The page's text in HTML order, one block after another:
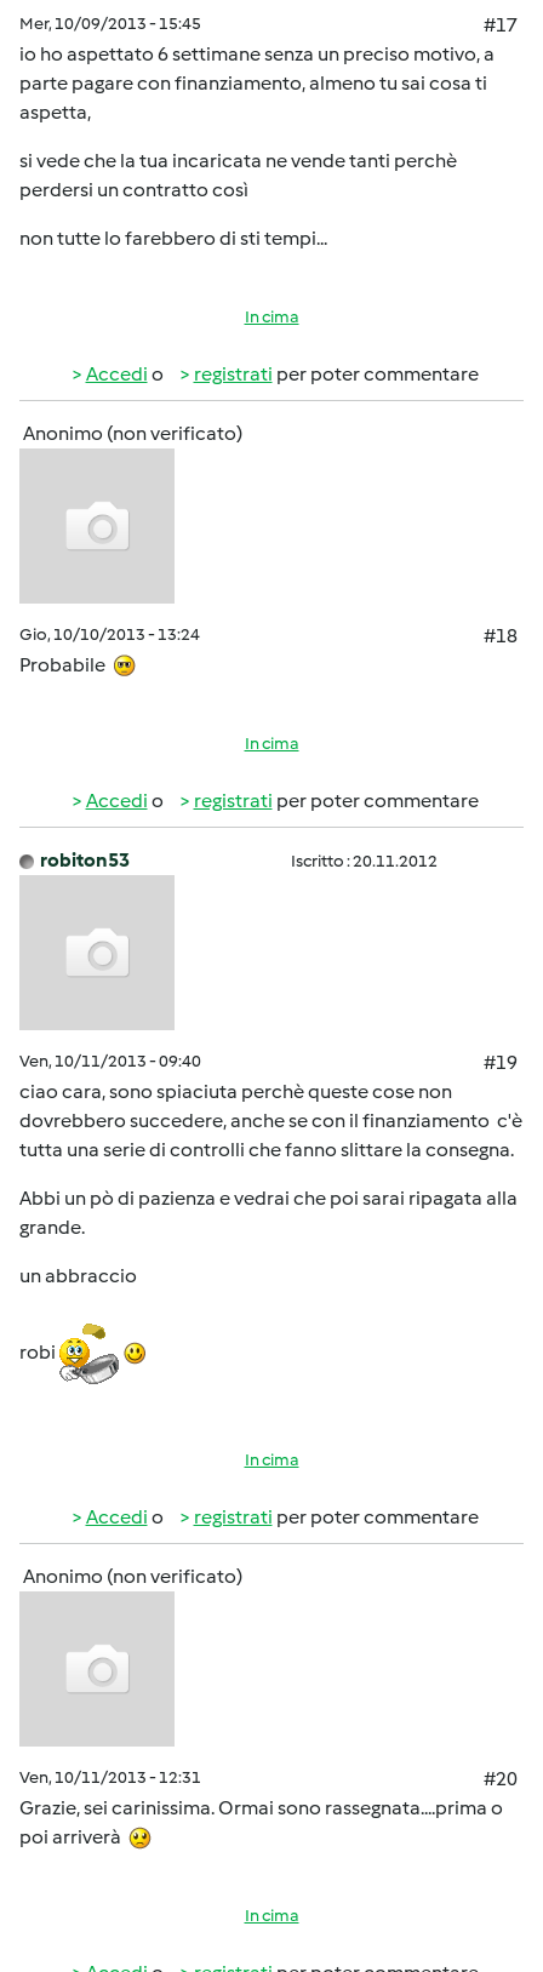
Mer, 10/09/2013 - 15:45
#17
io ho aspettato 6 settimane senza un preciso motivo, a
parte pagare con finanziamento, almeno tu sai cosa ti
aspetta,
si vede che la tua incaricata ne vende tanti perchè
perdersi un contratto così
non tutte lo farebbero di sti tempi...
In cima
Accedi o registrati per poter commentare
Anonimo (non verificato)
Gio, 10/10/2013 - 13:24
#18
Probabile
In cima
Accedi o registrati per poter commentare
robiton53 Iscritto : 20.11.2012
Ven, 10/11/2013 - 09:40
#19
ciao cara, sono spiaciuta perchè queste cose non
dovrebbero succedere, anche se con il finanziamento c'è
tutta una serie di controlli che fanno slittare la consegna.
Abbi un pò di pazienza e vedrai che poi sarai ripagata alla
grande.
un abbraccio
robi
In cima
Accedi o registrati per poter commentare
Anonimo (non verificato)
Ven, 10/11/2013 - 12:31
#20
Grazie, sei carinissima. Ormai sono rassegnata....prima o
poi arriverà
In cima